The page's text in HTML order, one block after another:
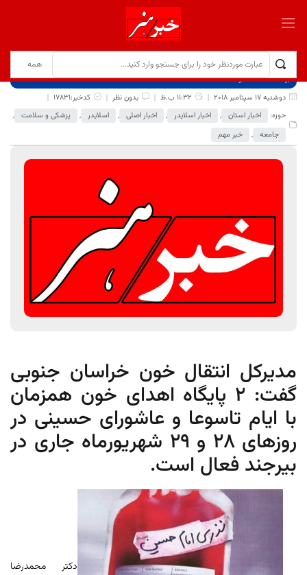
برگ نخست
نوشته‌ها
دوشنبه 17 سپتامبر 2018
11:32 ب.ظ بدون نظر
کدخبر:17831
حوزه:
اخبار استان , اخبار اسلایدر , اخبار اصلی , اسلایدر , پزشکی و سلامت ,
جامعه , خبر مهم
مدیرکل انتقال خون خراسان جنوبی
گفت: 2 پایگاه اهدای خون همزمان
با ایام تاسوعا و عاشورای حسینی در
روزهای 28 و 29 شهریورماه جاری در
بیرجند فعال است.
دکتر محمدرضا